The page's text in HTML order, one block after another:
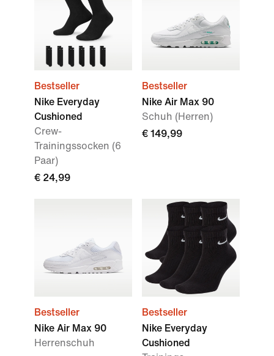
Bestseller
Nike Everyday
Cushioned
Crew-
Trainingssocken (6
Paar)
€ 24,99
Bestseller
Nike Air Max 90
Schuh (Herren)
€ 149,99
Bestseller
Nike Air Max 90
Herrenschuh
Bestseller
Nike Everyday
Cushioned